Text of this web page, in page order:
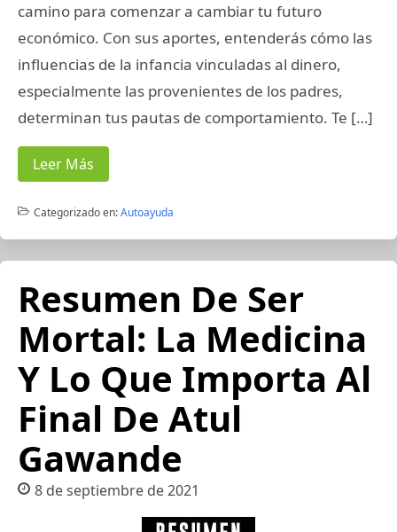
camino para comenzar a cambiar tu futuro
económico. Con sus aportes, entenderás cómo las
influencias de la infancia vinculadas al dinero,
especialmente las provenientes de los padres,
determinan tus pautas de comportamiento. Te […]
Leer Más
Categorizado en:Autoayuda
Resumen De Ser
Mortal: La Medicina
Y Lo Que Importa Al
Final De Atul
Gawande
8 de septiembre de 2021